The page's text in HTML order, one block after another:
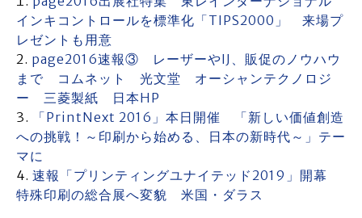
インキコントロールを標準化「TIPS2000」 来場プ
レゼントも用意
page2016速報③ レーザーやIJ、販促のノウハウ
まで コムネット 光文堂 オーシャンテクノロジ
ー 三菱製紙 日本HP
「PrintNext 2016」本日開催 「新しい価値創造
への挑戦！～印刷から始める、日本の新時代～」テー
マに
速報「プリンティングユナイテッド2019」開幕
特殊印刷の総合展へ変貌 米国・ダラス